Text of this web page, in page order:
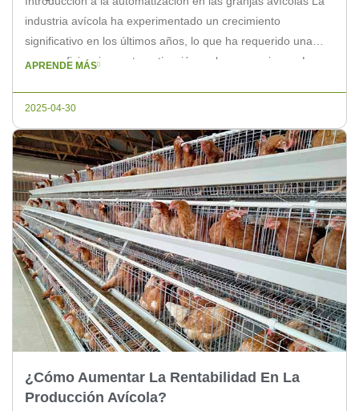
industria avícola ha experimentado un crecimiento
significativo en los últimos años, lo que ha requerido una
mayor eficiencia y automatización en las operaciones. La
APRENDE MÁS
2025-04-30
¿Cómo Aumentar La Rentabilidad En La
Producción Avícola?